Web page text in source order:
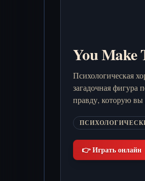
You Make
Психологическая
загадочная
правду, которую вы
👉 Играть онлайн